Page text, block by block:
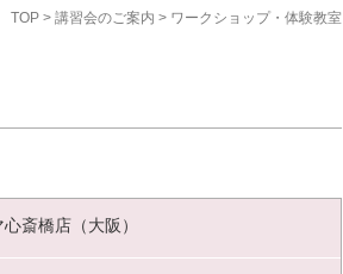
TOP > 講習会のご案内 > ワークショップ・体験教室
斎橋店（大阪）